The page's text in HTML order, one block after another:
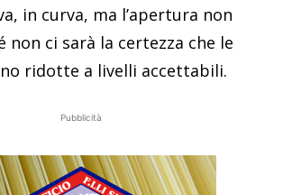
in curva, ma l’apertura non
non ci sarà la certezza che le
ridotte a livelli accettabili.
Pubblicità